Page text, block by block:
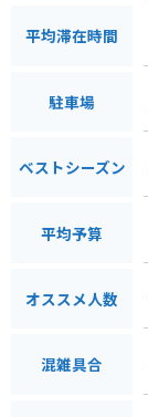
平均滞在時間
駐車場
ベストシーズン
平均予算
オススメ人数
混雑具合